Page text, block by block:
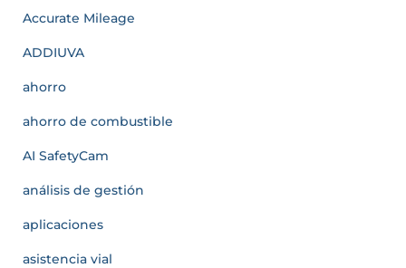
Accurate Mileage
ADDIUVA
ahorro
ahorro de combustible
AI SafetyCam
análisis de gestión
aplicaciones
asistencia vial